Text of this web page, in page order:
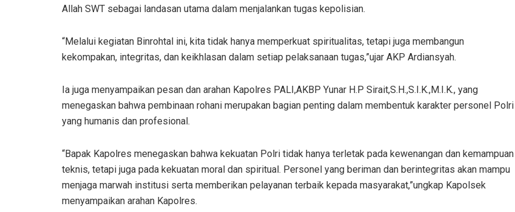
Allah SWT sebagai landasan utama dalam menjalankan tugas kepolisian.
“Melalui kegiatan Binrohtal ini, kita tidak hanya memperkuat spiritualitas, tetapi juga membangun
kekompakan, integritas, dan keikhlasan dalam setiap pelaksanaan tugas,”ujar AKP Ardiansyah.
Ia juga menyampaikan pesan dan arahan Kapolres PALI,AKBP Yunar H.P Sirait,S.H.,S.I.K.,M.I.K., yang
menegaskan bahwa pembinaan rohani merupakan bagian penting dalam membentuk karakter personel Polri
yang humanis dan profesional.
“Bapak Kapolres menegaskan bahwa kekuatan Polri tidak hanya terletak pada kewenangan dan kemampuan
teknis, tetapi juga pada kekuatan moral dan spiritual. Personel yang beriman dan berintegritas akan mampu
menjaga marwah institusi serta memberikan pelayanan terbaik kepada masyarakat,”ungkap Kapolsek
menyampaikan arahan Kapolres.